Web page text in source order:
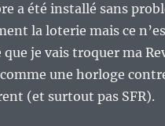
a été installé sans
la loterie mais ce
que je vais troquer ma
une horloge
(et surtout pas SFR).